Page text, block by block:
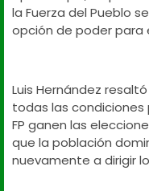
la Fuerza del Pueblo
opción de poder para
Luis Hernández
todas las condiciones
FP ganen las
que la población
nuevamente a dirigir